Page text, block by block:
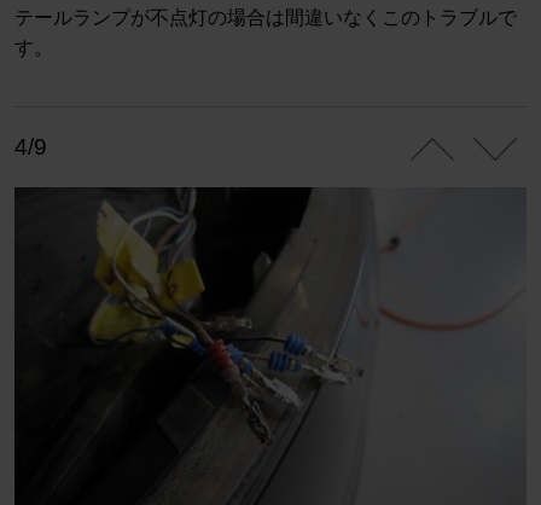
テールランプが不点灯の場合は間違いなくこのトラブルで
す。
4/9